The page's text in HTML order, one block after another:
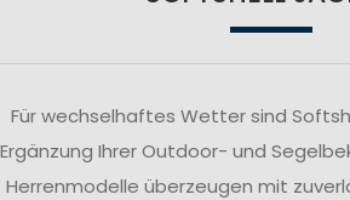
Für wechselhaftes Wetter sind
Ergänzung Ihrer Outdoor- und
Herrenmodelle überzeugen mit